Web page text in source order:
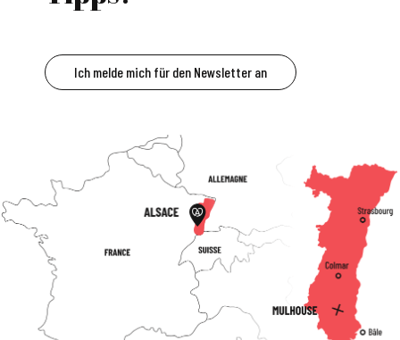
Ich melde mich für den Newsletter an